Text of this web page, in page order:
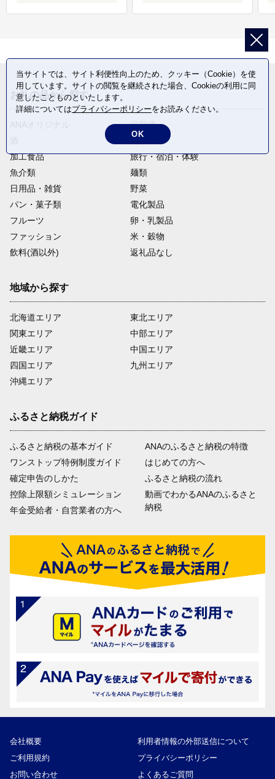
お礼の品から探す
定期便
加工食品
旅行・宿泊・体験
魚介類
麺類
日用品・雑貨
野菜
パン・菓子類
電化製品
フルーツ
卵・乳製品
ファッション
米・穀物
飲料(酒以外)
返礼品なし
地域から探す
北海道エリア
関東エリア
近畿エリア
四国エリア
沖縄エリア
東北エリア
中部エリア
中国エリア
九州エリア
ふるさと納税ガイド
ふるさと納税の基本ガイド
ワンストップ特例制度ガイド
確定申告のしかた
控除上限額シミュレーション
年金受給者・自営業者の方へ
ANAのふるさと納税の特徴
はじめての方へ
ふるさと納税の流れ
動画でわかるANAのふるさと
納税
会社概要
利用者情報の外部送信について
ご利用規約
プライバシーポリシー
お問い合わせ
よくあるご質問
当サイトでは、サイト利便性向上のため、クッキー（Cookie）を使
用しています。サイトの閲覧を継続された場合、Cookieの利用に同
意したことものといたします。
詳細についてはプライバシーポリシーをお読みください。
OK